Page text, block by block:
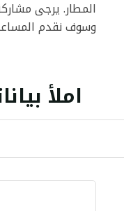
المطار. يرجى
وسوف نقدم المساعدة
املأ